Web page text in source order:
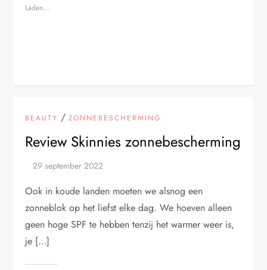
Laden...
BEAUTY /ZONNEBESCHERMING
Review Skinnies zonnebescherming
Ook in koude landen moeten we alsnog een
zonneblok op het liefst elke dag. We hoeven alleen
geen hoge SPF te hebben tenzij het warmer weer is,
je […]